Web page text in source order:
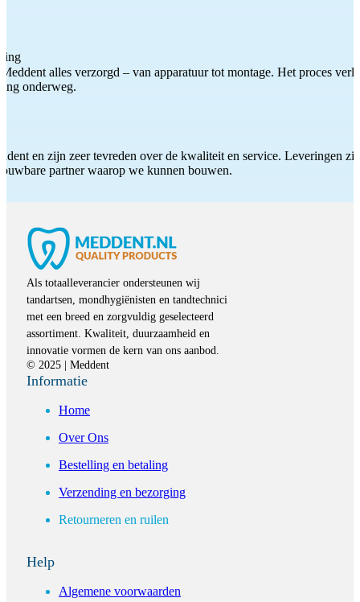
alles verzorgd – van apparatuur tot montage. Het proces
onderweg.
en zijn zeer tevreden over de kwaliteit en service. Leveringen
partner waarop we kunnen bouwen.
Als totaalleverancier ondersteunen wij
tandartsen, mondhygiënisten en tandtechnici
met een breed en zorgvuldig geselecteerd
assortiment. Kwaliteit, duurzaamheid en
innovatie vormen de kern van ons aanbod.
© 2025 | Meddent
Informatie
Home
Over Ons
Bestelling en betaling
Verzending en bezorging
Retourneren en ruilen
Help
Algemene voorwaarden